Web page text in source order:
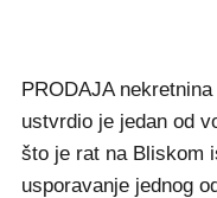
PRODAJA
ustvrdio je jedan od
što je rat na Bliskom
usporavanje jednog